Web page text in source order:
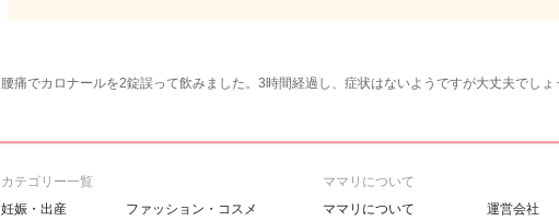
腰痛でカロナールを2錠誤って飲みました。3時間経過し、症状はないようですが大丈夫でしょ
カテゴリー一覧
妊娠・出産
ファッション・コスメ
ママリについて
ママリについて
運営会社